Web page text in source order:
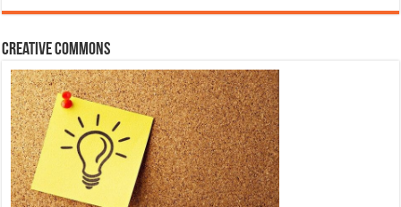
Creative Commons